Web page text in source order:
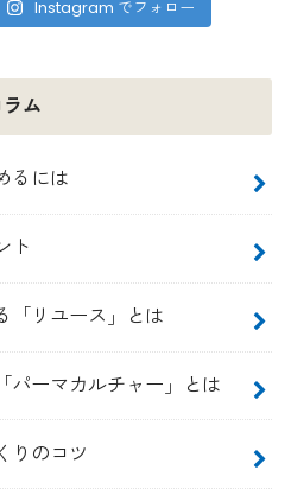
Instagram でフォロー
ム
るには
ト
「リユース」とは
パーマカルチャー」とは
りのコツ